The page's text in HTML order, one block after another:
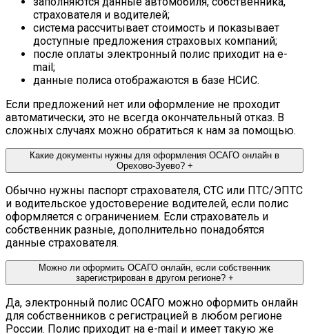
страхователя и водителей;
система рассчитывает стоимость и показывает
доступные предложения страховых компаний;
после оплаты электронный полис приходит на e-
mail;
данные полиса отображаются в базе НСИС.
Если предложений нет или оформление не проходит
автоматически, это не всегда окончательный отказ. В
сложных случаях можно обратиться к нам за помощью.
Какие документы нужны для оформления ОСАГО онлайн в
Орехово-Зуево? +
Обычно нужны паспорт страхователя, СТС или ПТС/ЭПТС
и водительское удостоверение водителей, если полис
оформляется с ограничением. Если страхователь и
собственник разные, дополнительно понадобятся
данные страхователя.
Можно ли оформить ОСАГО онлайн, если собственник
зарегистрирован в другом регионе? +
Да, электронный полис ОСАГО можно оформить онлайн
для собственников с регистрацией в любом регионе
России. Полис приходит на e-mail и имеет такую же